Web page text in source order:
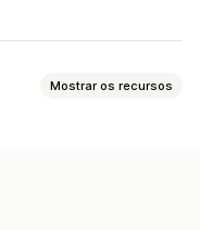
Mostrar os recursos